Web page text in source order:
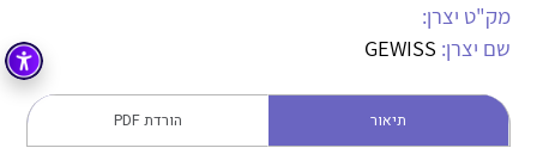
חשמל
קופסאות וארונות לחשמל, בקרה ואלקטרוניקה
לכל מוצרי היצרן לכל מוצרי היצרן
מק"ט יצרן:
שם יצרן: GEWISS
תיאור הורדת PDF